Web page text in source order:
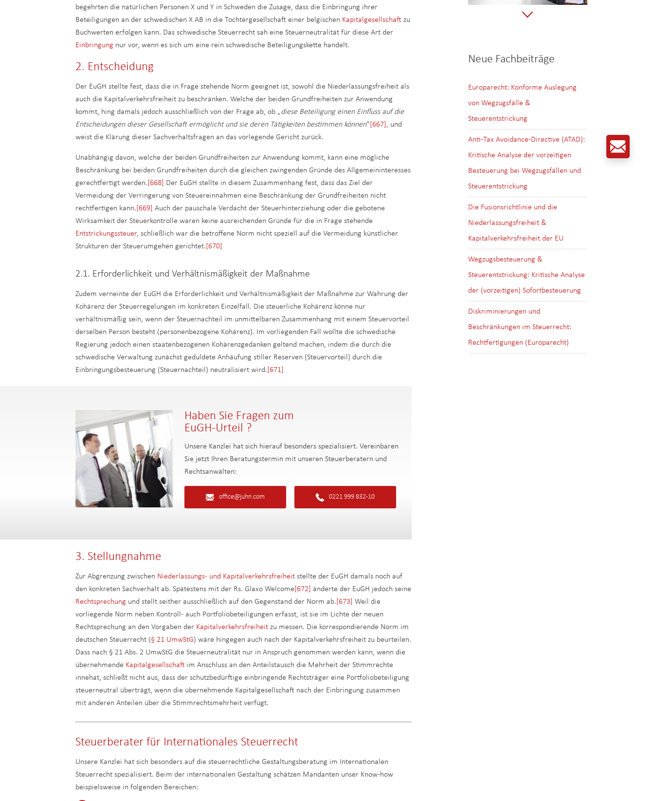
begehrten die natürlichen Personen X und Y in Schweden die Zusage, dass die Einbringung ihrer
Beteiligungen an der schwedischen X AB in die Tochtergesellschaft einer belgischen Kapitalgesellschaft zu
Buchwerten erfolgen kann. Das schwedische Steuerrecht sah eine Steuerneutralität für diese Art der
Einbringung nur vor, wenn es sich um eine rein schwedische Beteiligungskette handelt.
2. Entscheidung
Der EuGH stellte fest, dass die in Frage stehende Norm geeignet ist, sowohl die Niederlassungsfreiheit als
auch die Kapitalverkehrsfreiheit zu beschränken. Welche der beiden Grundfreiheiten zur Anwendung
kommt, hing damals jedoch ausschließlich von der Frage ab, ob „diese Beteiligung einen Einfluss auf die
Entscheidungen dieser Gesellschaft ermöglicht und sie deren Tätigkeiten bestimmen können“ [667] , und
weist die Klärung dieser Sachverhaltsfragen an das vorlegende Gericht zurück.
Unabhängig davon, welche der beiden Grundfreiheiten zur Anwendung kommt, kann eine mögliche
Beschränkung bei beiden Grundfreiheiten durch die gleichen zwingenden Gründe des Allgemeininteresses
gerechtfertigt werden. [668]
Der EuGH stellte in diesem Zusammenhang fest, dass das Ziel der
Vermeidung der Verringerung von Steuereinnahmen eine Beschränkung der Grundfreiheiten nicht
rechtfertigen kann. [669] Auch der pauschale Verdacht der Steuerhinterziehung oder die gebotene
Wirksamkeit der Steuerkontrolle waren keine ausreichenden Gründe für die in Frage stehende
Entstrickungssteuer, schließlich war die betroffene Norm nicht speziell auf die Vermeidung künstlicher
Strukturen der Steuerumgehen gerichtet. [670]
2.1. Erforderlichkeit und Verhältnismäßigkeit der Maßnahme
Zudem verneinte der EuGH die Erforderlichkeit und Verhältnismäßigkeit der Maßnahme zur Wahrung der
Kohärenz der Steuerregelungen im konkreten Einzelfall. Die steuerliche Kohärenz könne nur
verhältnismäßig sein, wenn der Steuernachteil im unmittelbaren Zusammenhang mit einem Steuervorteil
derselben Person besteht (personenbezogene Kohärenz). Im vorliegenden Fall wollte die schwedische
Regierung jedoch einen staatenbezogenen Kohärenzgedanken geltend machen, indem die durch die
schwedische Verwaltung zunächst geduldete Anhäufung stiller Reserven (Steuervorteil) durch die
Einbringungsbesteuerung (Steuernachteil) neutralisiert wird. [671]
Haben Sie Fragen zum
EuGH-Urteil ?
Unsere Kanzlei hat sich hierauf besonders spezialisiert. Vereinbaren
Sie jetzt Ihren Beratungstermin mit unseren Steuerberatern und
Rechtsanwälten:
office@juhn.com 0221 999 832-10
3. Stellungnahme
Zur Abgrenzung zwischen Niederlassungs- und Kapitalverkehrsfreiheit stellte der EuGH damals noch auf
den konkreten Sachverhalt ab. Spätestens mit der Rs. Glaxo Welcome [672]
änderte der EuGH jedoch seine
Rechtsprechung und stellt seither ausschließlich auf den Gegenstand der Norm ab. [673]
Weil die
vorliegende Norm neben Kontroll- auch Portfoliobeteiligungen erfasst, ist sie im Lichte der neuen
Rechtsprechung an den Vorgaben der Kapitalverkehrsfreiheit zu messen. Die korrespondierende Norm im
deutschen Steuerrecht (§ 21 UmwStG) wäre hingegen auch nach der Kapitalverkehrsfreiheit zu beurteilen.
Dass nach § 21 Abs. 2 UmwStG die Steuerneutralität nur in Anspruch genommen werden kann, wenn die
übernehmende Kapitalgesellschaft im Anschluss an den Anteilstausch die Mehrheit der Stimmrechte
innehat, schließt nicht aus, dass der schutzbedürftige einbringende Rechtsträger eine Portfoliobeteiligung
steuerneutral überträgt, wenn die übernehmende Kapitalgesellschaft nach der Einbringung zusammen
mit anderen Anteilen über die Stimmrechtsmehrheit verfügt.
Steuerberater für Internationales Steuerrecht
Unsere Kanzlei hat sich besonders auf die steuerrechtliche Gestaltungsberatung im Internationalen
Steuerrecht spezialisiert. Beim der internationalen Gestaltung schätzen Mandanten unser Know-how
beispielsweise in folgenden Bereichen:
Neue Fachbeiträge
Europarecht: Konforme Auslegung
von Wegzugsfälle &
Steuerentstrickung
Anti-Tax Avoidance-Directive (ATAD):
Kritische Analyse der vorzeitigen
Besteuerung bei Wegzugsfällen und
Steuerentstrickung
Die Fusionsrichtlinie und die
Niederlassungsfreiheit &
Kapitalverkehrsfreiheit der EU
Wegzugsbesteuerung &
Steuerentstrickung: Kritische Analyse
der (vorzeitigen) Sofortbesteuerung
Diskriminierungen und
Beschränkungen im Steuerrecht:
Rechtfertigungen (Europarecht)